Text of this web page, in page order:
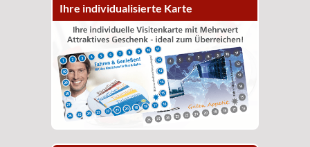
Ihre individualisierte Karte